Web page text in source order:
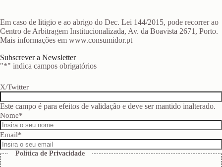
Em caso de litigio e ao abrigo do Dec. Lei 144/2015, pode recorrer ao
Centro de Arbitragem Institucionalizada, Av. da Boavista 2671, Porto.
Mais informações em www.consumidor.pt
Subscrever a Newsletter
"*" indica campos obrigatórios
X/Twitter
Este campo é para efeitos de validação e deve ser mantido inalterado.
Nome*
Email*
Política de Privacidade